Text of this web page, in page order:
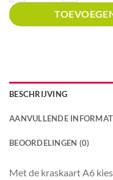
BESCHRIJVING
AANVULLENDE
BEOORDELINGEN (0)
Met de kraskaart A6